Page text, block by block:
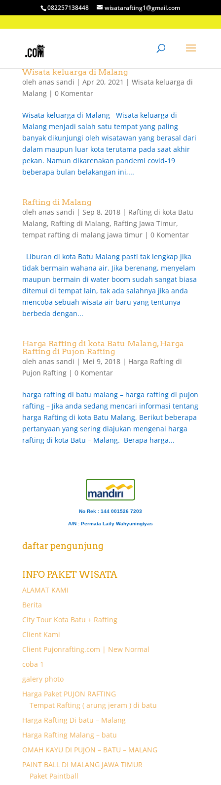
082257138448 wisatarafting1@gmail.com
Wisata keluarga di Malang
oleh anas sandi | Apr 20, 2021 | Wisata keluarga di
Malang| 0 Komentar
Wisata keluarga di Malang Wisata keluarga di
Malang menjadi salah satu tempat yang paling
banyak dikunjungi oleh wisatawan yang berasal dari
dalam maupun luar kota terutama pada saat akhir
pekan. Namun dikarenakan pandemi covid-19
beberapa bulan belakangan ini,...
Rafting di Malang
oleh anas sandi | Sep 8, 2018| Rafting di kota Batu
Malang, Rafting di Malang, Rafting Jawa Timur,
tempat rafting di malang jawa timur| 0 Komentar
Liburan di kota Batu Malang pasti tak lengkap jika
tidak bermain wahana air. Jika berenang, menyelam
maupun bermain di water boom sudah sangat biasa
ditemui di tempat lain, tak ada salahnya jika anda
mencoba sebuah wisata air baru yang tentunya
berbeda dengan...
Harga Rafting di kota Batu Malang, Harga
Rafting di Pujon Rafting
oleh anas sandi | Mei 9, 2018| Harga Rafting di
Pujon Rafting| 0 Komentar
harga rafting di batu malang – harga rafting di pujon
rafting – Jika anda sedang mencari informasi tentang
harga Rafting di kota Batu Malang, Berikut beberapa
pertanyaan yang sering diajukan mengenai harga
rafting di kota Batu – Malang. Berapa harga...
No Rek : 144 001526 7203
A/N : Permata Laily Wahyuningtyas
daftar pengunjung
INFO PAKET WISATA
ALAMAT KAMI
Berita
City Tour Kota Batu + Rafting
Client Kami
Client Pujonrafting.com | New Normal
coba 1
galery photo
Harga Paket PUJON RAFTING
Tempat Rafting ( arung jeram ) di batu
Harga Rafting Di batu – Malang
Harga Rafting Malang – batu
OMAH KAYU DI PUJON – BATU – MALANG
PAINT BALL DI MALANG JAWA TIMUR
Paket Paintball